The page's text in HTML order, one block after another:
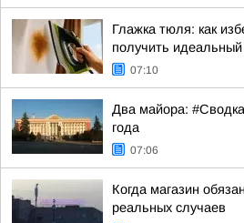
Глажка тюля: как
получить идеальный
07:10
Два майора: #Сводка
года
07:06
Когда магазин
реальных случаев